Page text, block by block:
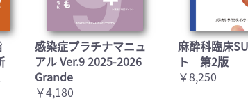
感染症プラチナマニュ
アル Ver.9 2025-2026
Grande
￥4,180
麻酔科臨床
ト 第2版
￥8,250